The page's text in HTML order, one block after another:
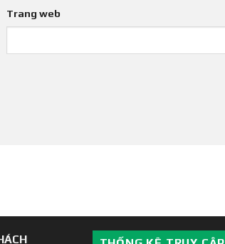
Trang web